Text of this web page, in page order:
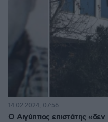
Ο Αιγύπτιος επιστάτης
14.02.2024, 07:56